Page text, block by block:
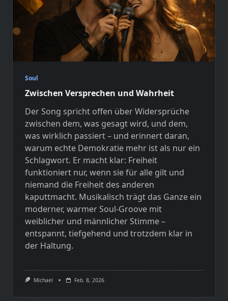
Soul
Zwischen Versprechen und Wahrheit
Der Song spricht offen über Widersprüche
zwischen dem, was gesagt wird, und dem,
was wirklich passiert – und erinnert daran,
warum echte Demokratie mehr ist als nur ein
Schlagwort. Er macht klar: Freiheit
funktioniert nur, wenn sie für alle gilt und
niemand die Freiheit des anderen
kaputtmacht. Musikalisch trägt das Ganze ein
moderner, warmer Soul-Groove mit
weiblicher und männlicher Stimme –
entspannt, tiefgehend und trotzdem klar in
der Haltung.
Michael Feb. 8, 2026